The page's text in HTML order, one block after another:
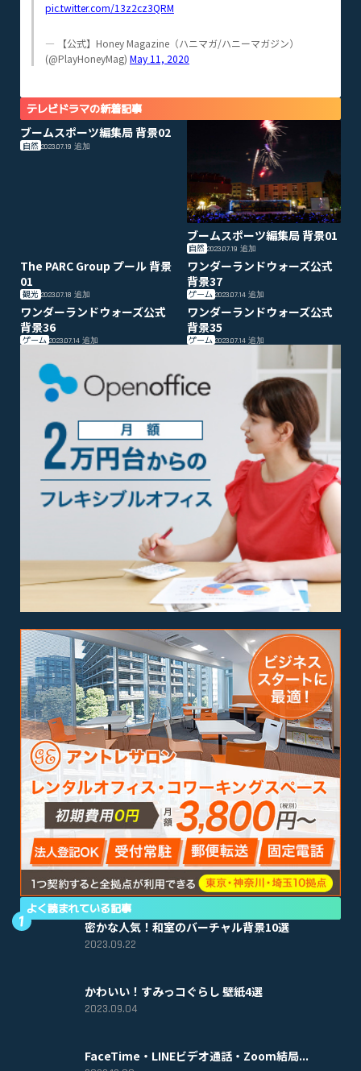
pic.twitter.com/13z2cz3QRM
— 【公式】Honey Magazine（ハニマガ/ハニーマガジン）
(@PlayHoneyMag) May 11, 2020
テレビドラマの新着記事
ブームスポーツ編集局 背景02
自然 2023.07.19 追加
ブームスポーツ編集局 背景01
自然 2023.07.19追加
The PARC Group プール 背景
01
観光 2023.07.18 追加
ワンダーランドウォーズ公式
背景37
ゲーム 2023.07.14追加
ワンダーランドウォーズ公式
背景36
ゲーム 2023.07.14 追加
ワンダーランドウォーズ公式
背景35
ゲーム 2023.07.14追加
よく読まれている記事
密かな人気！和室のバーチャル背景10選
2023.09.22
かわいい！すみっコぐらし 壁紙4選
2023.09.04
FaceTime・LINEビデオ通話・Zoom結局...